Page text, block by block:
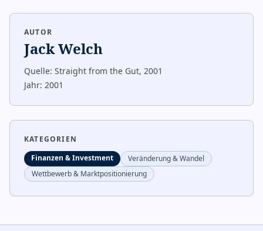
AUTOR
Jack Welch
Quelle: Straight from the Gut, 2001
Jahr: 2001
KATEGORIEN
Finanzen & Investment
Veränderung & Wandel
Wettbewerb & Marktpositionierung